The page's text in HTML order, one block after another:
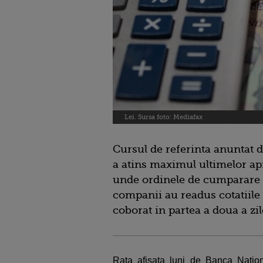
Lei. Sursa foto: Mediafax
Cursul de referinta anuntat
a atins maximul ultimelor
unde ordinele de
companii au readus
coborat in partea a doua a
Rata afisata luni de Banca